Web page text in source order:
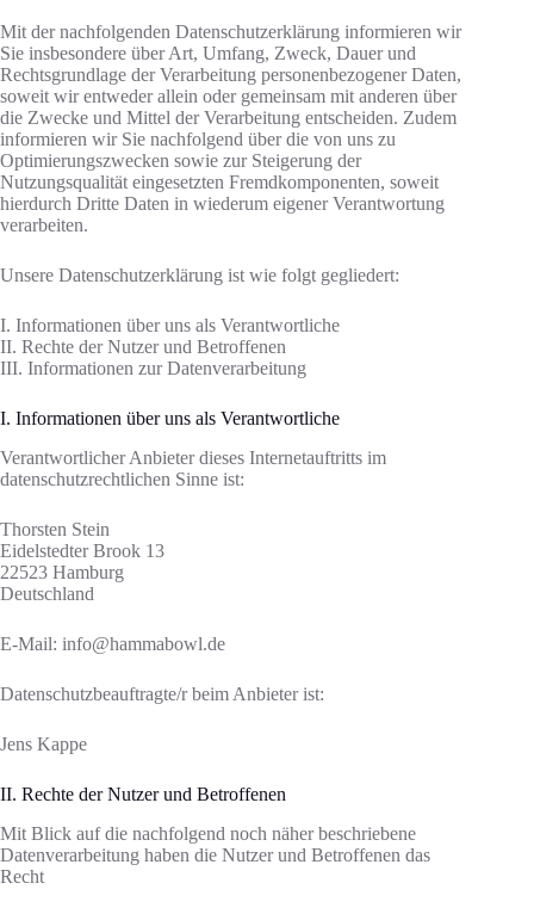
Mit der nachfolgenden Datenschutzerklärung informieren wir
Sie insbesondere über Art, Umfang, Zweck, Dauer und
Rechtsgrundlage der Verarbeitung personenbezogener Daten,
soweit wir entweder allein oder gemeinsam mit anderen über
die Zwecke und Mittel der Verarbeitung entscheiden. Zudem
informieren wir Sie nachfolgend über die von uns zu
Optimierungszwecken sowie zur Steigerung der
Nutzungsqualität eingesetzten Fremdkomponenten, soweit
hierdurch Dritte Daten in wiederum eigener Verantwortung
verarbeiten.
Unsere Datenschutzerklärung ist wie folgt gegliedert:
I. Informationen über uns als Verantwortliche
II. Rechte der Nutzer und Betroffenen
III. Informationen zur Datenverarbeitung
I. Informationen über uns als Verantwortliche
Verantwortlicher Anbieter dieses Internetauftritts im
datenschutzrechtlichen Sinne ist:
Thorsten Stein
Eidelstedter Brook 13
22523 Hamburg
Deutschland
E-Mail: info@hammabowl.de
Datenschutzbeauftragte/r beim Anbieter ist:
Jens Kappe
II. Rechte der Nutzer und Betroffenen
Mit Blick auf die nachfolgend noch näher beschriebene
Datenverarbeitung haben die Nutzer und Betroffenen das
Recht